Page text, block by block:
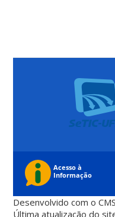
Desenvolvido com o
Última atualização do